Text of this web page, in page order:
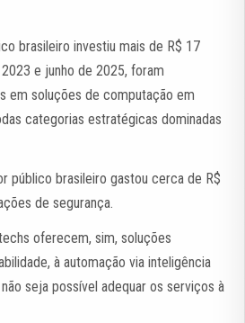
brasileiro investiu mais de R$ 17
e junho de 2025, foram
em soluções de computação em
categorias estratégicas dominadas
público brasileiro gastou cerca de R$
de segurança.
oferecem, sim, soluções
à automação via inteligência
seja possível adequar os serviços à